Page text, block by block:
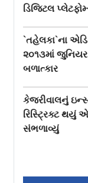
ડિજિટલ
`તહેલકા`ના
૨૦૧૩માં જુનિયર
બળાત્કાર
કેજરીવાલનું
રિસ્ટ્રિક્ટ થયું
સંભળાવ્યું